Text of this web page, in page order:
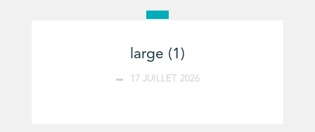
large (1)
17 JUILLET 2026